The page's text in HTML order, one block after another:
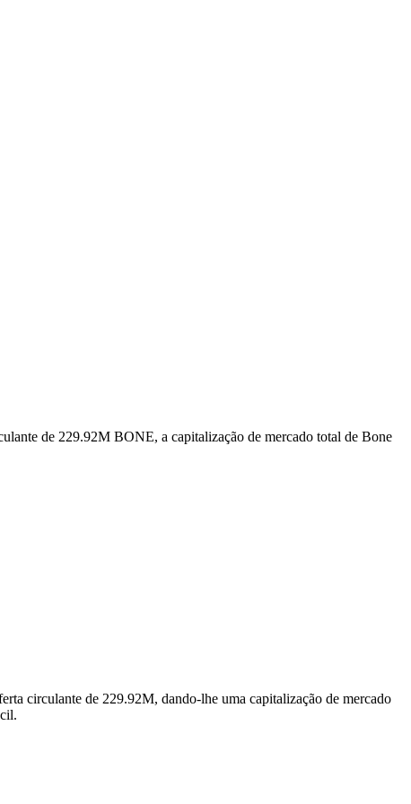
de 229.92M BONE, a capitalização de mercado total de Bone
circulante de 229.92M, dando-lhe uma capitalização de mercado